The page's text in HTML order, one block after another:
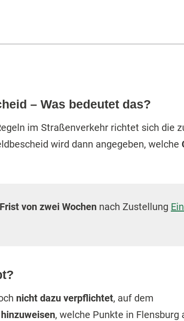
– Was bedeutet das?
im Straßenverkehr richtet sich die
wird dann angegeben, welche
Frist von zwei Wochen nach Zustellung
nicht dazu verpflichtet, auf dem
, welche Punkte in Flensburg